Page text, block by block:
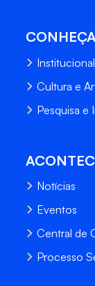
Institucional
Cultura e
Pesquisa e
Notícias
Eventos
Central de
Processo